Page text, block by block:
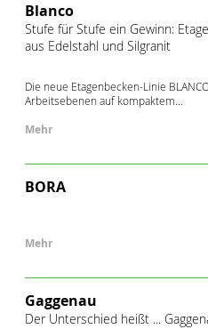
Blanco
Stufe für Stufe ein Gewinn:
aus Edelstahl und Silgranit
Die neue Etagenbecken-Linie
Arbeitsebenen auf kompaktem...
Mehr
BORA
Mehr
Gaggenau
Der Unterschied heißt ...